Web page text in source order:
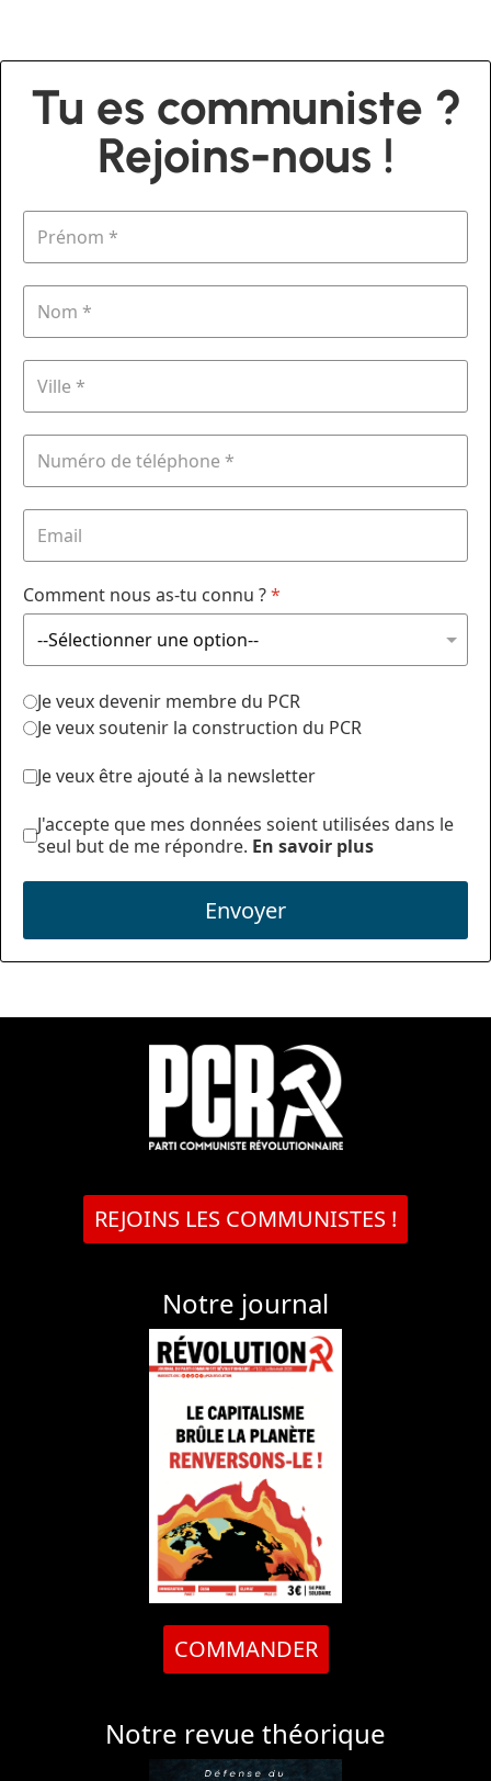
Tu es communiste ?
Rejoins-nous !
Comment nous as-tu connu ?*
Je veux devenir membre du PCR
Je veux soutenir la construction du PCR
Je veux être ajouté à la newsletter
J'accepte que mes données soient utilisées dans le
seul but de me répondre. En savoir plus
Envoyer
REJOINS LES COMMUNISTES !
Notre journal
COMMANDER
Notre revue théorique